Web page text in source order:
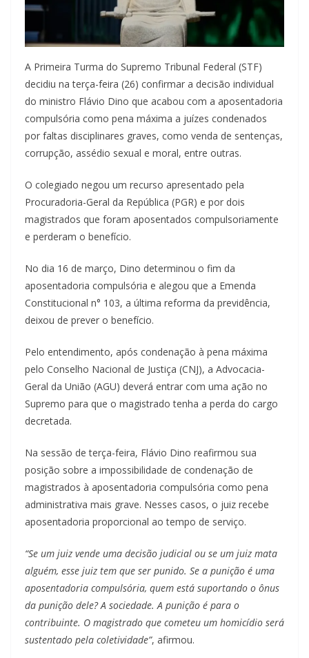
A Primeira Turma do Supremo Tribunal Federal (STF)
decidiu na terça-feira (26) confirmar a decisão individual
do ministro Flávio Dino que acabou com a aposentadoria
compulsória como pena máxima a juízes condenados
por faltas disciplinares graves, como venda de sentenças,
corrupção, assédio sexual e moral, entre outras.
O colegiado negou um recurso apresentado pela
Procuradoria-Geral da República (PGR) e por dois
magistrados que foram aposentados compulsoriamente
e perderam o benefício.
No dia 16 de março, Dino determinou o fim da
aposentadoria compulsória e alegou que a Emenda
Constitucional n° 103, a última reforma da previdência,
deixou de prever o benefício.
Pelo entendimento, após condenação à pena máxima
pelo Conselho Nacional de Justiça (CNJ), a Advocacia-
Geral da União (AGU) deverá entrar com uma ação no
Supremo para que o magistrado tenha a perda do cargo
decretada.
Na sessão de terça-feira, Flávio Dino reafirmou sua
posição sobre a impossibilidade de condenação de
magistrados à aposentadoria compulsória como pena
administrativa mais grave. Nesses casos, o juiz recebe
aposentadoria proporcional ao tempo de serviço.
“Se um juiz vende uma decisão judicial ou se um juiz mata
alguém, esse juiz tem que ser punido. Se a punição é uma
aposentadoria compulsória, quem está suportando o ônus
da punição dele? A sociedade. A punição é para o
contribuinte. O magistrado que cometeu um homicídio será
sustentado pela coletividade”, afirmou.